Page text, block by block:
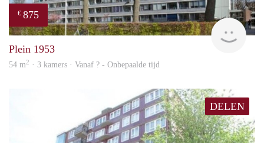
€ 875
Plein 1953
54 m2 · 3 kamers · Vanaf ? - Onbepaalde tijd
DELEN